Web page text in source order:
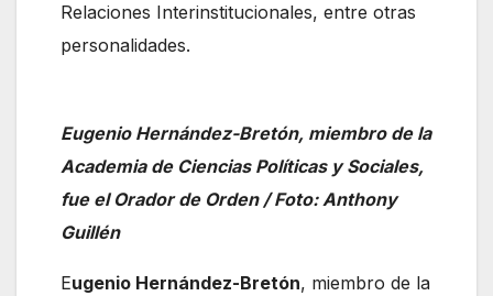
Relaciones Interinstitucionales, entre otras
personalidades.
Eugenio Hernández-Bretón, miembro de la
Academia de Ciencias Políticas y Sociales,
fue el Orador de Orden / Foto: Anthony
Guillén
Eugenio Hernández-Bretón, miembro de la